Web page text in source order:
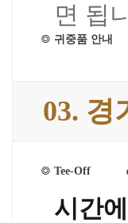
면 됩
귀중품 안내
03. 경
Tee-Off
시간